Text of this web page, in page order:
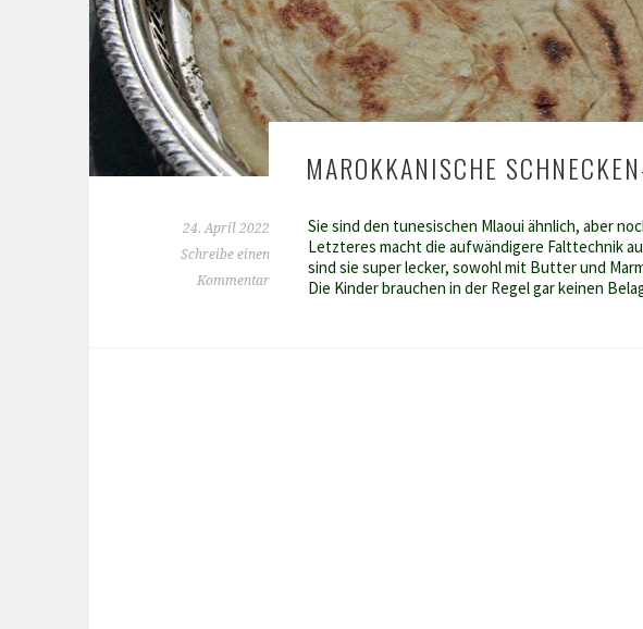
MAROKKANISCHE
24. April 2022
Schreibe einen
Kommentar
Sie sind den tunesischen Mlaoui ähnlich, aber
Letzteres macht die aufwändigere Falttechnik
sind sie super lecker, sowohl mit Butter und
Die Kinder brauchen in der Regel gar keinen